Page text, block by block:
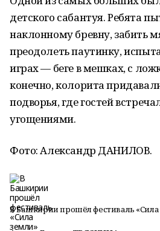
детского сабантуя. Ребята
наклонному бревну, забить
преодолеть паутинку,
играх — беге в мешках, с
конечно, колорита
подворья, где гостей
угощениями.
Фото: Александр ДАНИЛОВ.
В Башкирии прошёл фестиваль «Сила